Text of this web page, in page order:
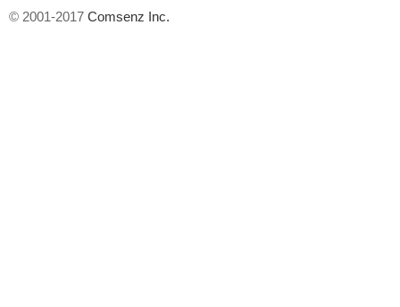
© 2001-2017 Comsenz Inc.